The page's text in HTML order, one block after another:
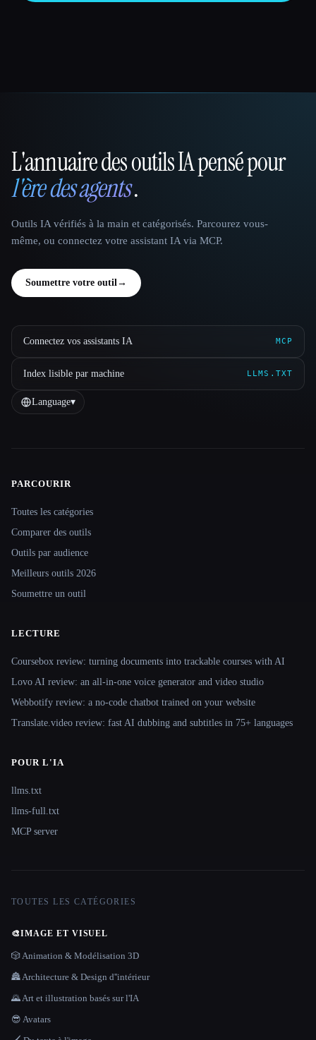
That AI Collection
L'annuaire des outils IA pensé pour
l'ère des agents.
Outils IA vérifiés à la main et catégorisés. Parcourez vous-
même, ou connectez votre assistant IA via MCP.
Soumettre votre outil→
Connectez vos assistants IA MCP
Index lisible par machine LLMS.TXT
Language▾
Site navigation
PARCOURIR
Toutes les catégories
Comparer des outils
Outils par audience
Meilleurs outils 2026
Soumettre un outil
LECTURE
Coursebox review: turning documents into trackable courses with AI
Lovo AI review: an all-in-one voice generator and video studio
Webbotify review: a no-code chatbot trained on your website
Translate.video review: fast AI dubbing and subtitles in 75+ languages
POUR L'IA
llms.txt
llms-full.txt
MCP server
TOUTES LES CATÉGORIES
🎨IMAGE ET VISUEL
🎲 Animation & Modélisation 3D
🏯 Architecture & Design d''intérieur
🌄 Art et illustration basés sur l'IA
😎 Avatars